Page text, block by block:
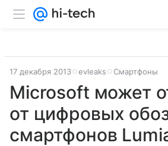
17 декабря 2013 evleaks Смартфоны
Microsoft может
от цифровых
смартфонов